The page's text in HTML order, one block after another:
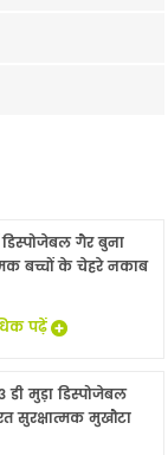
डिस्पोजेबल गैर बुना
बच्चों के चेहरे नकाब
पढ़ें
डी मुड़ा डिस्पोजेबल
सुरक्षात्मक मुखौटा